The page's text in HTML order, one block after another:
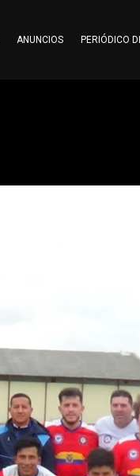
ANUNCIOS PERIÓDICO